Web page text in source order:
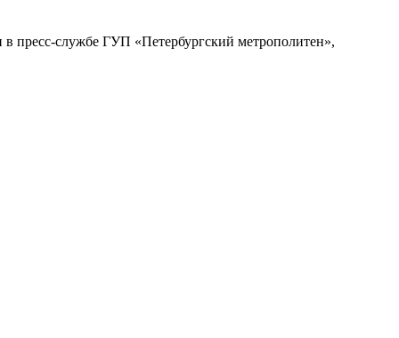
пресс-службе ГУП «Петербургский метрополитен»,